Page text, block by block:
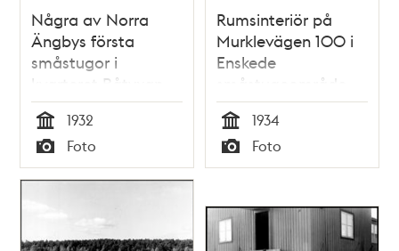
Några av Norra
Ängbys första
småstugor i
kvarteret Båtyxan
Tid
1932
Typ
Foto
Rumsinteriör på
Murklevägen 100 i
Enskede
småstugeområde
Tid
1934
Typ
Foto